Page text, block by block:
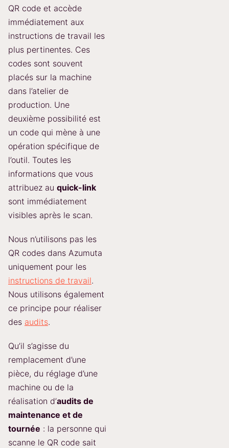
QR code et accède
immédiatement aux
instructions de travail les
plus pertinentes. Ces
codes sont souvent
placés sur la machine
dans l’atelier de
production. Une
deuxième possibilité est
un code qui mène à une
opération spécifique de
l’outil. Toutes les
informations que vous
attribuez au quick-link
sont immédiatement
visibles après le scan.
Nous n’utilisons pas les
QR codes dans Azumuta
uniquement pour les
instructions de travail.
Nous utilisons également
ce principe pour réaliser
des audits.
Qu’il s’agisse du
remplacement d’une
pièce, du réglage d’une
machine ou de la
réalisation d’audits de
maintenance et de
tournée : la personne qui
scanne le QR code sait